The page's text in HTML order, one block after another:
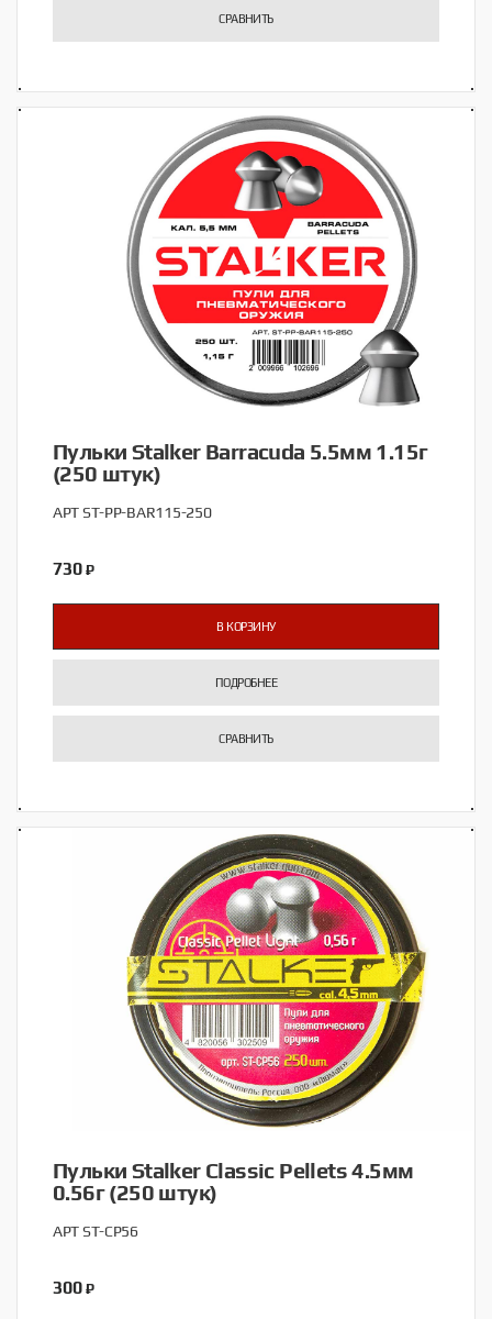
СРАВНИТЬ
Пульки Stalker Barracuda 5.5мм 1.15г
(250 штук)
АРТ ST-PP-BAR115-250
730 ₽
В КОРЗИНУ
ПОДРОБНЕЕ
СРАВНИТЬ
Пульки Stalker Classic Pellets 4.5мм
0.56г (250 штук)
АРТ ST-CP56
300 ₽